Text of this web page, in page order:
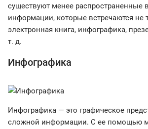
существуют менее распространенные
информации, которые встречаются не
электронная книга, инфографика,
т. д.
Инфографика
Инфографика — это графическое
сложной информации. С ее помощью